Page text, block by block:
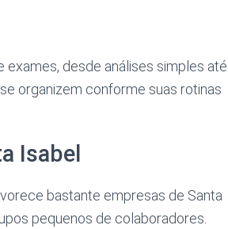
desde análises simples até
organizem conforme suas rotinas
Isabel
bastante empresas de Santa
pequenos de colaboradores.